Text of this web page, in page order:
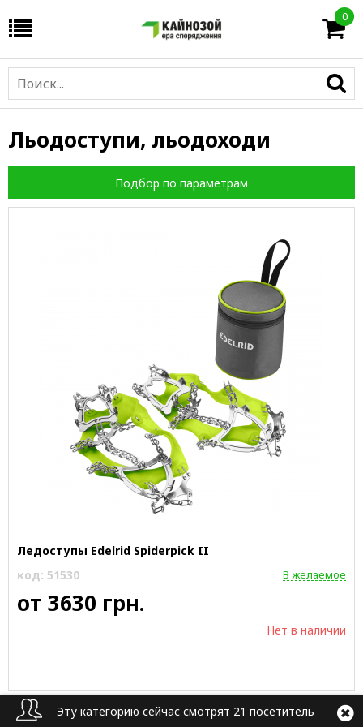
0
Льодоступи, льодоходи
Подбор по параметрам
Ледоступы Edelrid Spiderpick II
код: 51530
В желаемое
от 3630 грн.
Нет в наличии
Обувь, гамаши, Льодоступи, льодоходи купить |
Эту категорию сейчас смотрят 21 посетитель